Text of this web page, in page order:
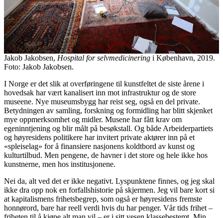
Jakob Jakobsen, Hospital for selvmedicinering i København, 2019.
Foto: Jakob Jakobsen.
I Norge er det slik at overføringene til kunstfeltet de siste årene i
hovedsak har vært kanalisert inn mot infrastruktur og de store
museene. Nye museumsbygg har reist seg, også en del private.
Betydningen av samling, forskning og formidling har blitt skjenket
mye oppmerksomhet og midler. Musene har fått krav om
egeninntjening og blir målt på besøkstall. Og både Arbeiderpartiets
og høyresidens politikere har invitert private aktører inn på et
«spleiselag» for å finansiere nasjonens koldtbord av kunst og
kulturtilbud. Men pengene, de havner i det store og hele ikke hos
kunstnerne, men hos institusjonene.
Nei da, alt ved det er ikke negativt. Lyspunktene finnes, og jeg skal
ikke dra opp nok en forfallshistorie på skjermen. Jeg vil bare kort si
at kapitalismens frihetsbegrep, som også er høyresidens fremste
honnørord, bare har reell verdi hvis du har penger. Vår tids frihet –